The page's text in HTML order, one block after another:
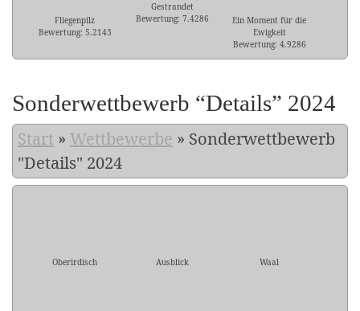
Fliegenpilz
Bewertung: 5.2143
Gestrandet
Bewertung: 7.4286
Ein Moment für die
Ewigkeit
Bewertung: 4.9286
Sonderwettbewerb “Details” 2024
Start » Wettbewerbe » Sonderwettbewerb
"Details" 2024
Oberirdisch Ausblick Waal